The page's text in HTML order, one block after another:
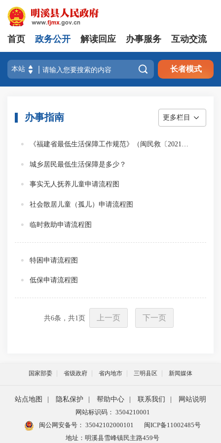
首页 政务公开 解读回应 办事服务 互动交流
 长者模式
办事指南 更多栏目
城乡居民最低生活保障是多少？
事实无人抚养儿童申请流程图
社会散居儿童（孤儿）申请流程图
临时救助申请流程图
特困申请流程图
低保申请流程图
共6条，共1页 上一页 下一页
国家部委 省级政府 省内地市 三明县区 新闻媒体
站点地图 隐私保护 帮助中心 联系我们
网站说明
网站标识码： 3504210001
闽公网安备号： 35042102000101
闽ICP备11002485号
地址：明溪县雪峰镇民主路459号